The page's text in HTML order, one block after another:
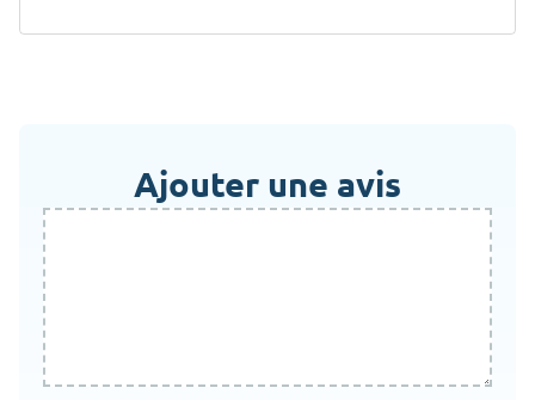
Ajouter une avis